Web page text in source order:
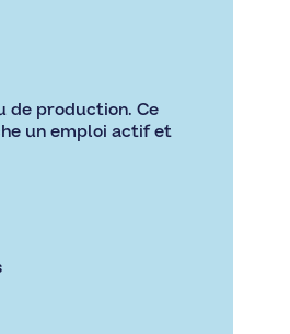
de production. Ce
un emploi actif et